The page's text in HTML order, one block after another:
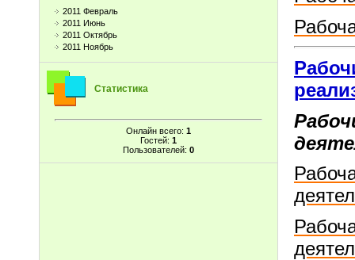
2011 Февраль
2011 Июнь
2011 Октябрь
2011 Ноябрь
Статистика
Онлайн всего: 1
Гостей: 1
Пользователей: 0